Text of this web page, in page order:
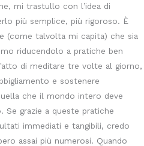
mi trastullo con l’idea di
più semplice, più rigoroso. È
(come talvolta mi capita) che sia
riducendolo a pratiche ben
di meditare tre volte al giorno,
e sostenere
che il mondo intero deve
Se grazie a queste pratiche
immediati e tangibili, credo
assai più numerosi. Quando